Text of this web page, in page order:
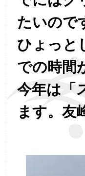
たいので
ひょっと
での時間
今年は「
ます。友